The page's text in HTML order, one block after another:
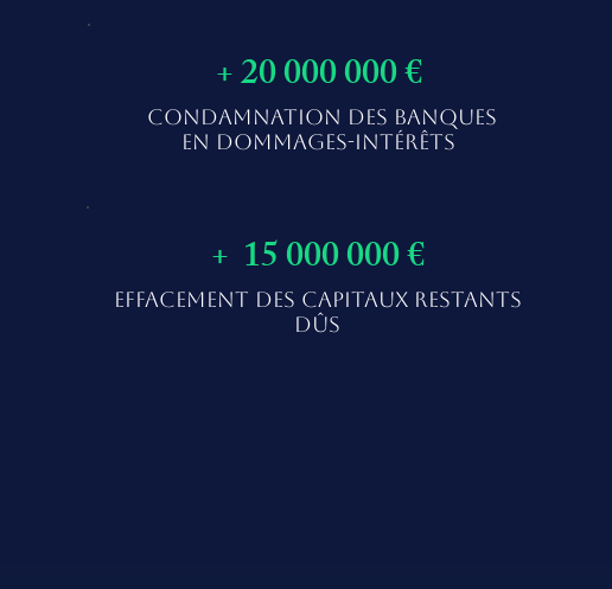
+ 20 000 000 €
CONDAMNATION DES BANQUES
EN DOMMAGES-INTÉRÊTS
+ 15 000 000 €
EFFACEMENT DES CAPITAUX RESTANTS
DÛS